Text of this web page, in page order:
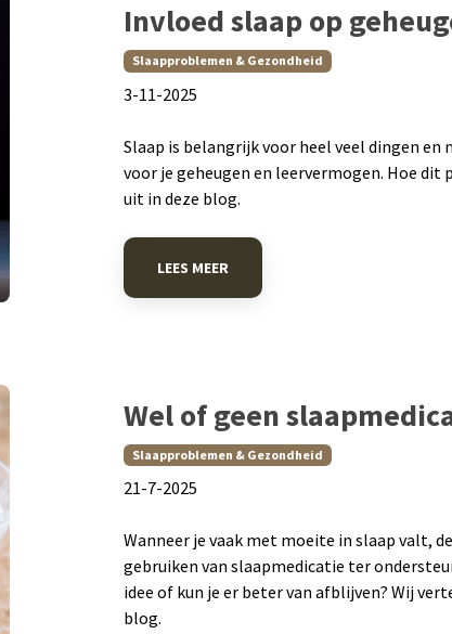
Invloed slaap op
Slaapproblemen & Gezondheid
​3-11-2025
Slaap is belangrijk voor heel veel dingen en
voor je geheugen en leervermogen. Hoe dit
uit in deze blog.
LEES MEER
Wel of geen
Slaapproblemen & Gezondheid
​21-7-2025
Wanneer je vaak met moeite in slaap valt,
gebruiken van slaapmedicatie ter
idee of kun je er beter van afblijven? Wij
blog.